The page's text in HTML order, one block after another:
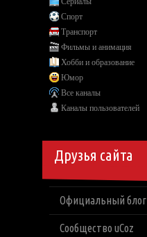
Спорт
Транспорт
Фильмы и анимация
Хобби и образование
Юмор
Все каналы
Каналы пользователей
Друзья сайта
Официальный блог
Сообщество uCoz